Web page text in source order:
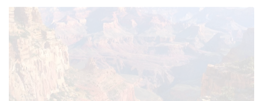
VIAGEM E TURISMO
Estrangeiros pagarão taxa extra em parques nacionais dos EUA